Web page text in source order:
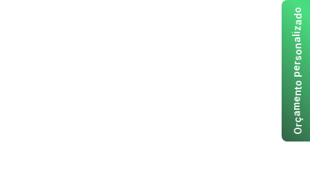
O
r
ç
a
m
e
n
t
o
p
e
r
s
o
n
a
l
i
z
a
d
o